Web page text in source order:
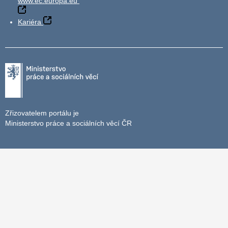
Kariéra
Zřizovatelem portálu je
Ministerstvo práce a sociálních věcí ČR